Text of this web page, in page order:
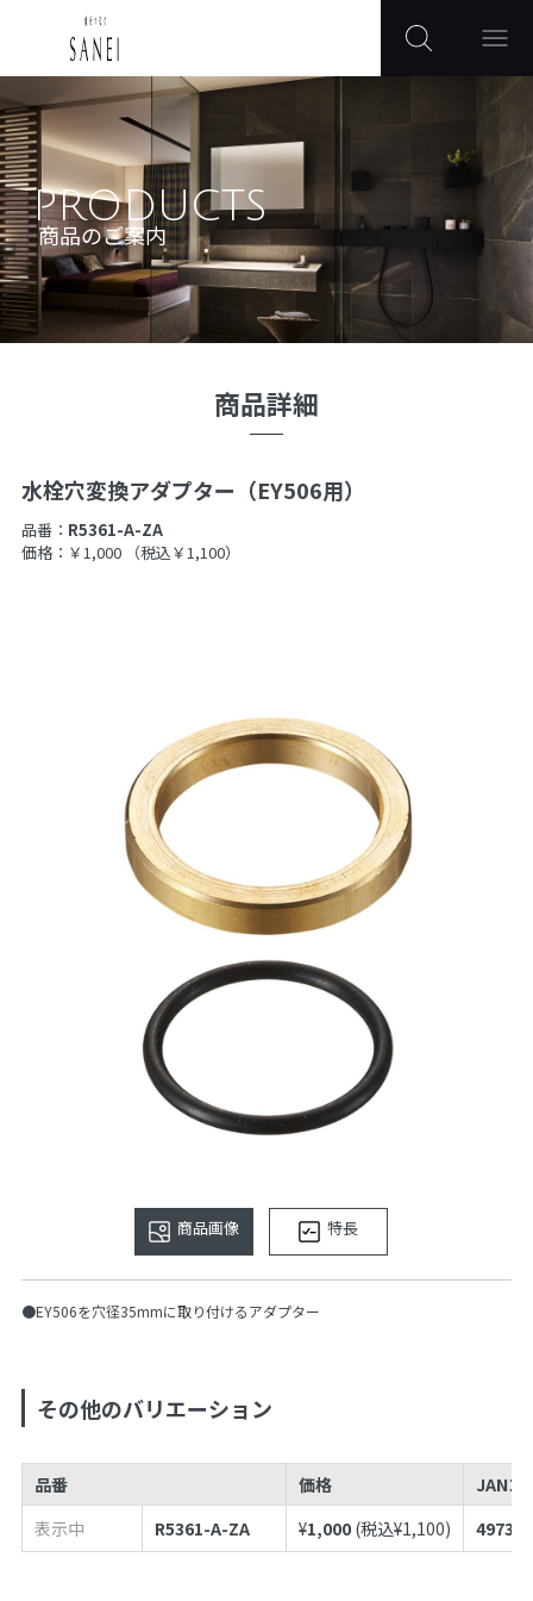
PRODUCTS
商品のご案内
商品詳細
水栓穴変換アダプター（EY506用）
品番： R5361-A-ZA
価格：￥1,000
（税込￥1,100）
商品画像 特長
●EY506を穴径35mmに取り付けるアダプター
その他のバリエーション
品番 価格
JANコ
表示中
R5361-A-ZA ¥1,000 (税込¥1,100)